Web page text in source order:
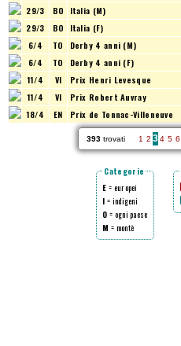
29/3
BO Italia (M)
29/3
BO Italia (F)
6/4
TO Derby 4 anni (M)
6/4
TO Derby 4 anni (F)
11/4
VI Prix Henri Levesque
11/4
VI Prix Robert Auvray
18/4
EN Prix de Tonnac-Villeneuve
393 trovati 1 2 34 5 6
Categorie
E = europei
I = indigeni
O = ogni paese
M = montè